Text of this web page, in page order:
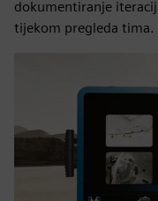
dokumentiranje
tijekom pregleda tima.